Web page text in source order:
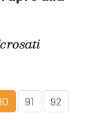
91 92